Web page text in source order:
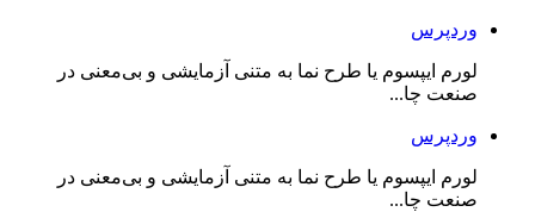
وردپرس
لورم ایپسوم یا طرح‌ نما به متنی آزمایشی و بی‌معنی در
صنعت چا...
وردپرس
لورم ایپسوم یا طرح‌ نما به متنی آزمایشی و بی‌معنی در
صنعت چا...